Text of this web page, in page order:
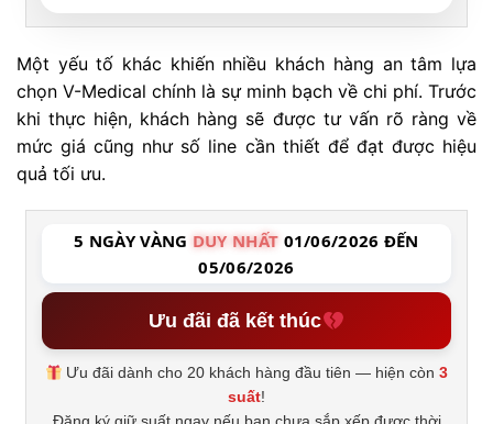
Một yếu tố khác khiến nhiều khách hàng an tâm lựa
chọn V-Medical chính là sự minh bạch về chi phí. Trước
khi thực hiện, khách hàng sẽ được tư vấn rõ ràng về
mức giá cũng như số line cần thiết để đạt được hiệu
quả tối ưu.
5 NGÀY VÀNG DUY NHẤT 01/06/2026 ĐẾN
05/06/2026
Ưu đãi đã kết thúc
Ưu đãi dành cho 20 khách hàng đầu tiên — hiện còn3
suất!